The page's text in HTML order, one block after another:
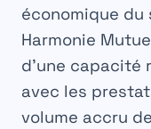
économique
Harmonie
d’une capacité
avec les
volume accru